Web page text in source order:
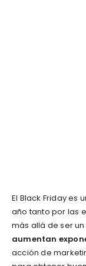
El Black Friday es
año tanto por las
más allá de ser
aumentan
acción de